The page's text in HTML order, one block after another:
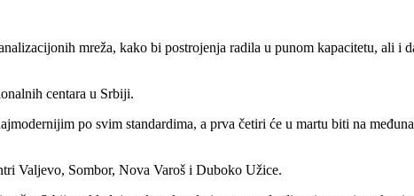
mreža, kako bi postrojenja radila u punom kapacitetu, ali i
centara u Srbiji.
po svim standardima, a prva četiri će u martu biti na
Valjevo, Sombor, Nova Varoš i Duboko Užice.